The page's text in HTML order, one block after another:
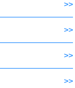
>>
>>
>>
>>